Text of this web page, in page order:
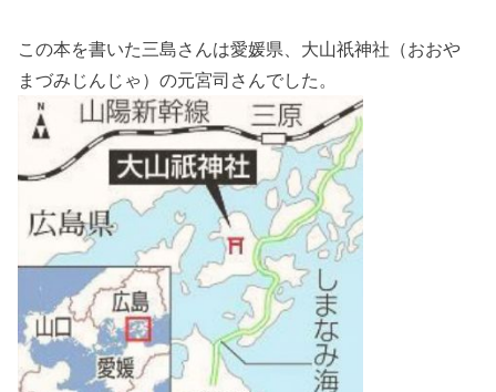
この本を書いた三島さんは愛媛県、大山祇神社（おおや
まづみじんじゃ）の元宮司さんでした。